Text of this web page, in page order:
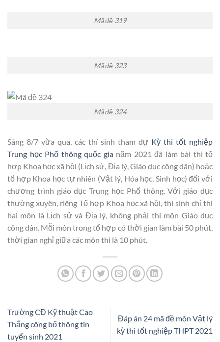
Mã đề 319
Mã đề 323
Mã đề 324
Sáng 8/7 vừa qua, các thí sinh tham dự Kỳ thi tốt nghiệp
Trung học Phổ thông quốc gianăm 2021 đã làm bài thi tổ
hợp Khoa học xã hội (Lịch sử, Địa lý, Giáo dục công dân) hoặc
tổ hợp Khoa học tự nhiên (Vật lý, Hóa học, Sinh học) đối với
chương trình giáo dục Trung học Phổ thông. Với giáo dục
thường xuyên, riêng Tổ hợp Khoa học xã hội, thí sinh chỉ thi
hai môn là Lịch sử và Địa lý, không phải thi môn Giáo dục
công dân. Mỗi môn trong tổ hợp có thời gian làm bài 50 phút,
thời gian nghỉ giữa các môn thi là 10 phút.
Trường CĐ Kỹ thuật Cao
Thắng công bố thông tin
tuyển sinh 2021
Đáp án 24 mã đề môn Vật lý
kỳ thi tốt nghiệp THPT 2021